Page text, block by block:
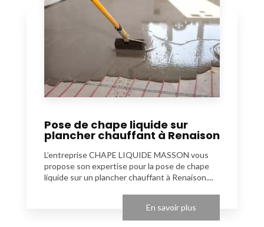
Pose de chape liquide sur
plancher chauffant à Renaison
L’entreprise CHAPE LIQUIDE MASSON vous
propose son expertise pour la pose de chape
liquide sur un plancher chauffant à Renaison....
En savoir plus